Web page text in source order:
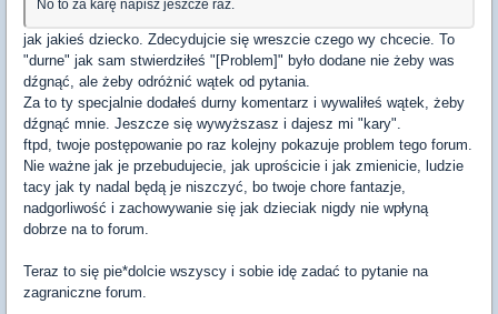
No to za karę napisz jeszcze raz.
jak jakieś dziecko. Zdecydujcie się wreszcie czego wy chcecie. To
"durne" jak sam stwierdziłeś "[Problem]" było dodane nie żeby was
dźgnąć, ale żeby odróżnić wątek od pytania.
Za to ty specjalnie dodałeś durny komentarz i wywaliłeś wątek, żeby
dźgnąć mnie. Jeszcze się wywyższasz i dajesz mi "kary".
ftpd, twoje postępowanie po raz kolejny pokazuje problem tego forum.
Nie ważne jak je przebudujecie, jak uprościcie i jak zmienicie, ludzie
tacy jak ty nadal będą je niszczyć, bo twoje chore fantazje,
nadgorliwość i zachowywanie się jak dzieciak nigdy nie wpłyną
dobrze na to forum.
Teraz to się pie*dolcie wszyscy i sobie idę zadać to pytanie na
zagraniczne forum.